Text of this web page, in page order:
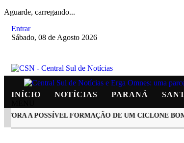
Aguarde, carregando...
Entrar
Sábado, 08 de Agosto 2026
INÍCIO NOTÍCIAS PARANÁ
A POSSÍVEL FORMAÇÃO DE UM CICLONE